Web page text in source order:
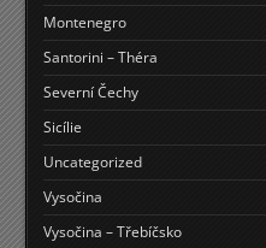
Montenegro
Santorini – Théra
Severní Čechy
Sicílie
Uncategorized
Vysočina
Vysočina – Třebíčsko